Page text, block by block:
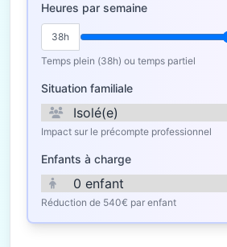
Heures par semaine
38h
Temps plein (38h) ou temps partiel
Situation familiale
Impact sur le précompte professionnel
Enfants à charge
Réduction de 540€ par enfant